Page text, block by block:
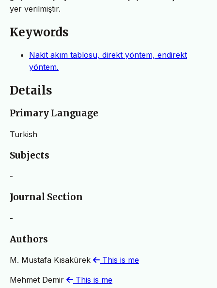
yer verilmiştir.
Keywords
Nakit akım tablosu, direkt yöntem, endirekt
yöntem.
Details
Primary Language
Turkish
Subjects
-
Journal Section
-
Authors
M. Mustafa Kısakürek This is me
Mehmet Demir This is me